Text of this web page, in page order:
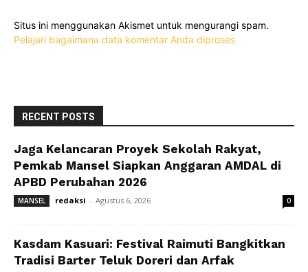
Situs ini menggunakan Akismet untuk mengurangi spam.
Pelajari bagaimana data komentar Anda diproses
RECENT POSTS
Jaga Kelancaran Proyek Sekolah Rakyat,
Pemkab Mansel Siapkan Anggaran AMDAL di
APBD Perubahan 2026
MANSEL redaksi - Agustus 6, 2026 0
Kasdam Kasuari: Festival Raimuti Bangkitkan
Tradisi Barter Teluk Doreri dan Arfak